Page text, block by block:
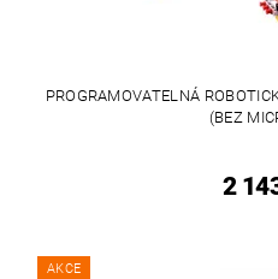
PROGRAMOVATELNÁ
(BEZ
2
AKCE